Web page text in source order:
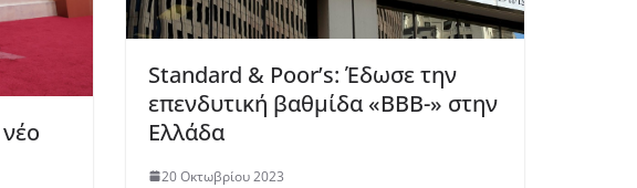
Standard & Poor’s: Έδωσε την
επενδυτική βαθμίδα «BBB-» στην
Ελλάδα
20 Οκτωβρίου 2023